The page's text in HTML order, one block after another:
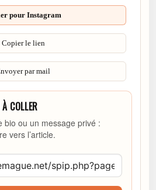
pour Instagram
Copier le lien
par mail
COLLER
bio ou un message privé :
vers l’article.